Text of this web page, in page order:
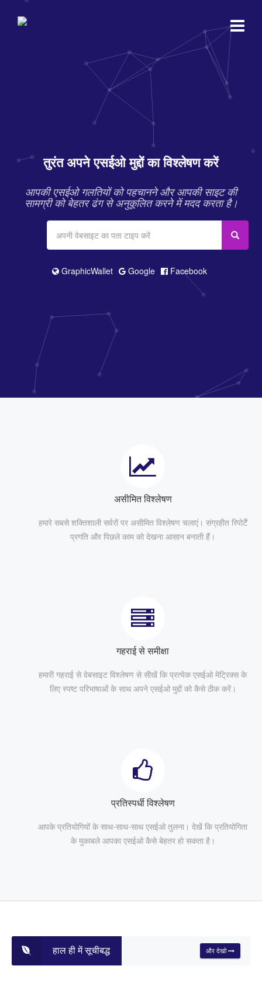
तुरंत अपने एसईओ मुद्दों का विश्लेषण करें
आपकी एसईओ गलतियों को पहचानने और आपकी साइट की
सामग्री को बेहतर ढंग से अनुकूलित करने में मदद करता है।
GraphicWallet Google Facebook
असीमित विश्लेषण
हमारे सबसे शक्तिशाली सर्वरों पर असीमित विश्लेषण चलाएं। संग्रहीत रिपोर्टें
प्रगति और पिछले काम को देखना आसान बनाती हैं।
गहराई से समीक्षा
हमारी गहराई से वेबसाइट विश्लेषण से सीखें कि प्रत्येक एसईओ मेट्रिक्स के
लिए स्पष्ट परिभाषाओं के साथ अपने एसईओ मुद्दों को कैसे ठीक करें।
प्रतिस्पर्धी विश्लेषण
आपके प्रतियोगियों के साथ-साथ-साथ एसईओ तुलना। देखें कि प्रतियोगिता
के मुकाबले आपका एसईओ कैसे बेहतर हो सकता है।
हाल ही में सूचीबद्ध और देखो